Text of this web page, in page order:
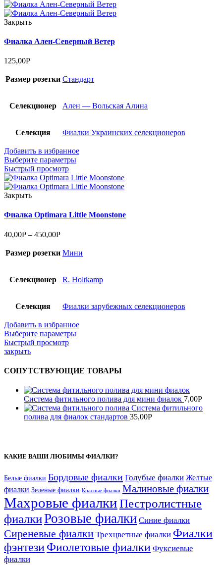
Закрыть
Фиалка Ален-Северный Ветер
125,00Р
Размер розетки Стандарт
Селекционер Ален — Вольская Алина
Селекция Фиалки Украинских селекционеров
Добавить в избранное
Выберите параметры
Быстрый просмотр
Закрыть
Фиалка Optimara Little Moonstone
40,00Р – 450,00Р
Размер розетки Мини
Селекционер R. Holtkamp
Селекция Фиалки зарубежных селекционеров
Добавить в избранное
Выберите параметры
Быстрый просмотр
закрыть
СОПУТСТВУЮЩИЕ ТОВАРЫ
Система фитильного полива для мини фиалок 7,00Р
Система фитильного
полива для фиалок стандартов 35,00Р
КАКИЕ ВАШИ ЛЮБИМЫ ФИАЛКИ?
Белые фиалки Бордовые фиалки Голубые фиалки Желтые
фиалки Зеленые фиалки Красные фиалки Малиновые фиалки
Махровые фиалкиПестролистные
фиалкиРозовые фиалки Синие фиалки
Сиреневые фиалки Трехцветные фиалки Фиалки
фэнтезиФиолетовые фиалки Фуксиевые
фиалки